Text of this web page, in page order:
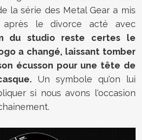
la série des Metal Gear a mis
le divorce acté avec
du studio reste certes le
a changé, laissant tomber
écusson pour une tête de
Un symbole qu'on lui
si nous avons l'occasion